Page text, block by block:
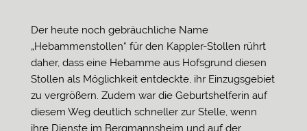
Der heute noch gebräuchliche Name
„Hebammenstollen“ für den Kappler-Stollen rührt
daher, dass eine Hebamme aus Hofsgrund diesen
Stollen als Möglichkeit entdeckte, ihr Einzugsgebiet
zu vergrößern. Zudem war die Geburtshelferin auf
diesem Weg deutlich schneller zur Stelle, wenn
ihre Dienste im Bergmannsheim und auf der